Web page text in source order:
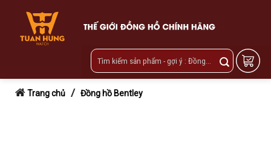
content
Trang chủ / Đồng hồ Bentley